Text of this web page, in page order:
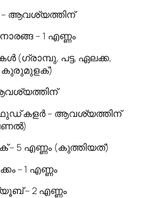
– ആവശ്യത്തിന്
– 1 എണ്ണം
(ഗ്രാമ്പു, പട്ട, ഏലക്ക,
കുരുമുളക്)
കളർ – ആവശ്യത്തിന്
– 5 എണ്ണം (കുത്തിയത്)
– 1 എണ്ണം
– 2 എണ്ണം